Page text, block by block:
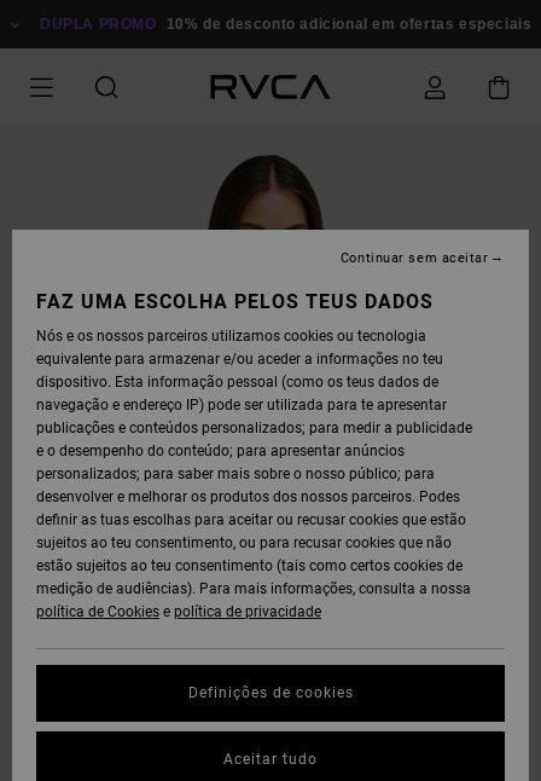
PARA DUPLA PROMO 10% de desconto adicional em ofertas especiais
FAZ UMA ESCOLHA PELOS TEUS DADOS
Nós e os nossos parceiros utilizamos cookies ou tecnologia
equivalente para armazenar e/ou aceder a informações no teu
dispositivo. Esta informação pessoal (como os teus dados de
navegação e endereço IP) pode ser utilizada para te apresentar
publicações e conteúdos personalizados; para medir a publicidade
e o desempenho do conteúdo; para apresentar anúncios
personalizados; para saber mais sobre o nosso público; para
desenvolver e melhorar os produtos dos nossos parceiros. Podes
definir as tuas escolhas para aceitar ou recusar cookies que estão
sujeitos ao teu consentimento, ou para recusar cookies que não
estão sujeitos ao teu consentimento (tais como certos cookies de
medição de audiências). Para mais informações, consulta a nossa
política de Cookies e política de privacidade
Definições de cookies
Continuar sem aceitar
Aceitar tudo